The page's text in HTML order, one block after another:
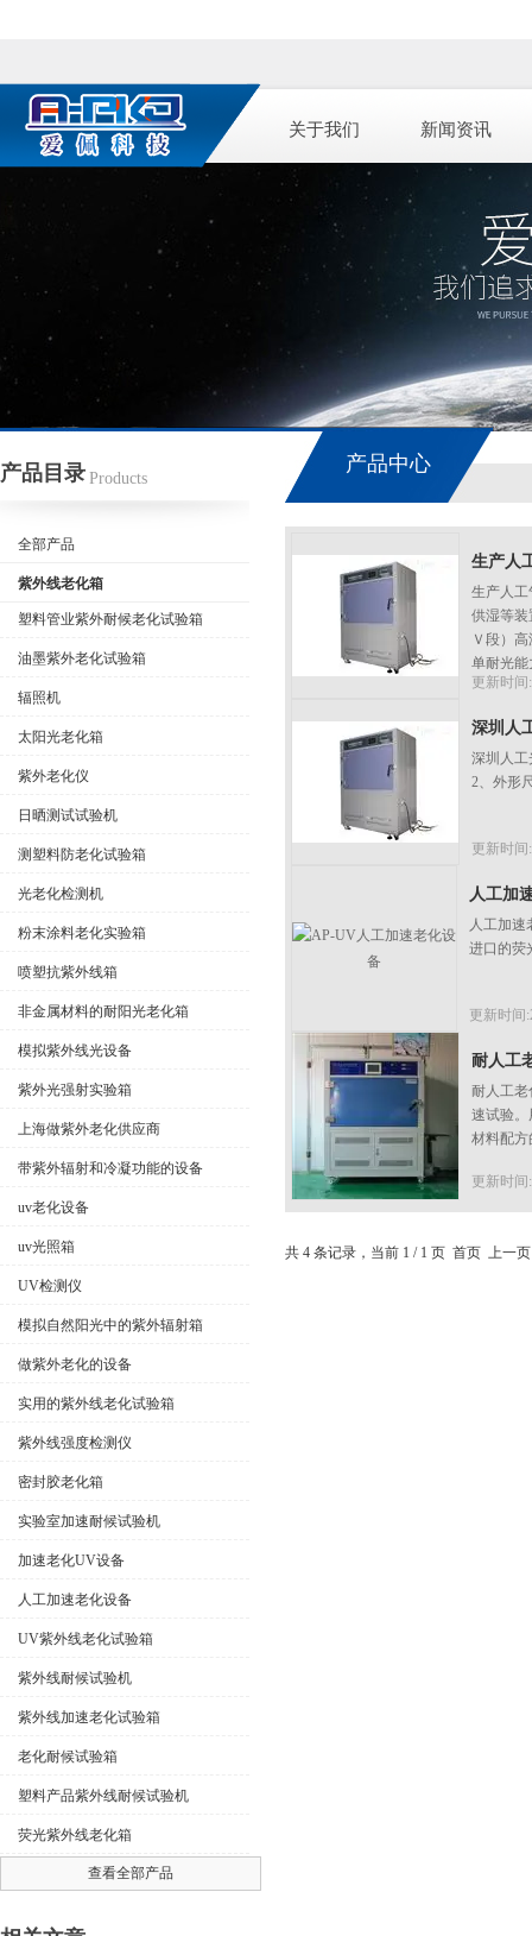
关于我们 新闻资讯
产品目录 Products
全部产品
紫外线老化箱
塑料管业紫外耐候老化试验箱
油墨紫外老化试验箱
辐照机
太阳光老化箱
紫外老化仪
日晒测试试验机
测塑料防老化试验箱
光老化检测机
粉末涂料老化实验箱
喷塑抗紫外线箱
非金属材料的耐阳光老化箱
模拟紫外线光设备
紫外光强射实验箱
上海做紫外老化供应商
带紫外辐射和冷凝功能的设备
uv老化设备
uv光照箱
UV检测仪
模拟自然阳光中的紫外辐射箱
做紫外老化的设备
实用的紫外线老化试验箱
紫外线强度检测仪
密封胶老化箱
实验室加速耐候试验机
加速老化UV设备
人工加速老化设备
UV紫外线老化试验箱
紫外线耐候试验机
紫外线加速老化试验箱
老化耐候试验箱
塑料产品紫外线耐候试验机
荧光紫外线老化箱
查看全部产品
产品中心
生产人
生产人
供湿等
Ｖ段）
单耐光能
更新时间
深圳人
深圳人工
2、外形
更新时间
人工加
人工加速
进口的荧
更新时间
耐人工
耐人工老
速试验。
材料配方
更新时间
共 4 条记录，当前 1 / 1 页 首页 上一